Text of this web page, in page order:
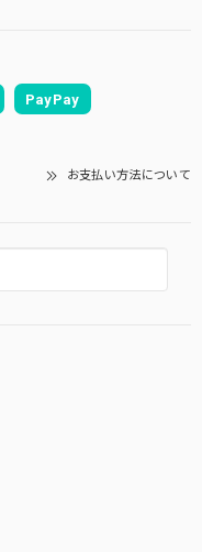
PayPay
お支払い方法について